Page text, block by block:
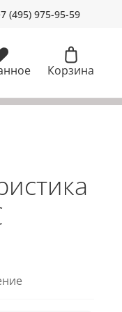
(495) 975-95-59
Корзина